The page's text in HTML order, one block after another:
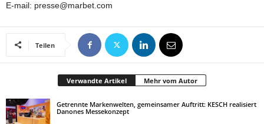
E-mail: presse@marbet.com
Teilen
Verwandte Artikel Mehr vom Autor
Getrennte Markenwelten, gemeinsamer Auftritt: KESCH realisiert
Danones Messekonzept